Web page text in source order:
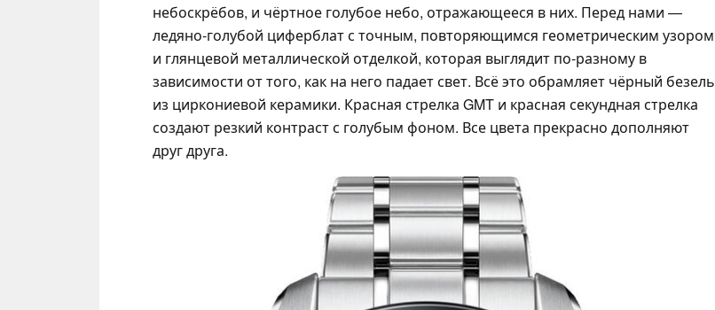
небоскрёбов, и чёртное голубое небо, отражающееся в них. Перед нами —
ледяно-голубой циферблат с точным, повторяющимся геометрическим узором
и глянцевой металлической отделкой, которая выглядит по-разному в
зависимости от того, как на него падает свет. Всё это обрамляет чёрный безель
из циркониевой керамики. Красная стрелка GMT и красная секундная стрелка
создают резкий контраст с голубым фоном. Все цвета прекрасно дополняют
друг друга.